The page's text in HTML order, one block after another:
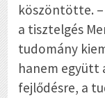
köszöntötte. –
a tisztelgés
tudomány
hanem együtt
fejlődésre, a